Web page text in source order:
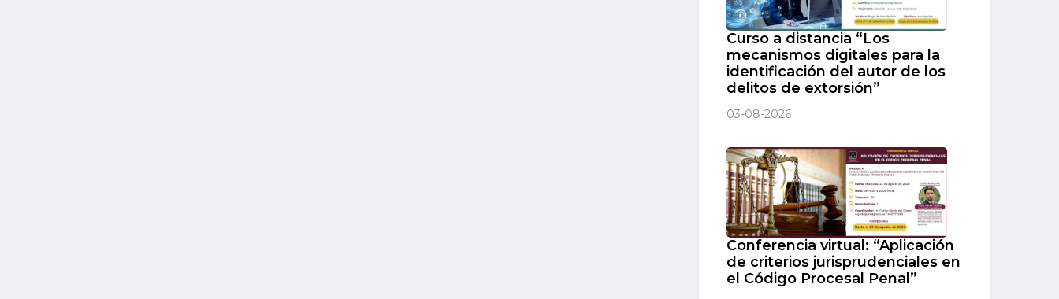
Curso a distancia “Los
mecanismos digitales para la
identificación del autor de los
delitos de extorsión”
03-08-2026
Conferencia virtual: “Aplicación
de criterios jurisprudenciales en
el Código Procesal Penal”